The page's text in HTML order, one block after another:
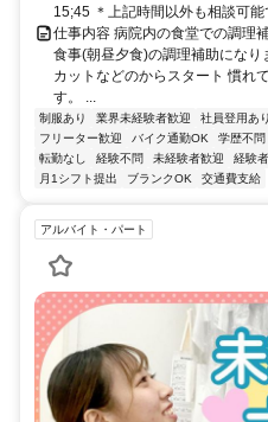
15;45 ＊上記時間以外も相談可能
仕事内容 病院内の食堂での調理
食事(朝昼夕食)の調理補助にな
カットなどのからスタート 慣れ
す。 ...
制服あり 業界未経験者歓迎 社員登用あり
フリーター歓迎
バイク通勤OK 学歴不問
転勤なし
経験不問 未経験者歓迎 経験
月1シフト提出
ブランクOK 交通費支給
アルバイト・パート